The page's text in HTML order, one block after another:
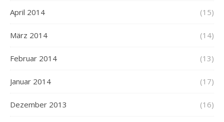
April 2014 (15)
März 2014 (14)
Februar 2014 (13)
Januar 2014 (17)
Dezember 2013 (16)